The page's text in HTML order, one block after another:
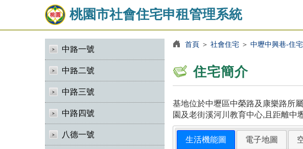
桃園市社會住宅申租管理系統
中路一號
中路二號
中路三號
中路四號
八德一號
首頁＞ 社會住宅＞ 中壢中興巷-住
住宅簡介
基地位於中壢區中榮路及康樂路所
園及老街溪河川教育中心,且距離中
生活機能圖 電子地圖